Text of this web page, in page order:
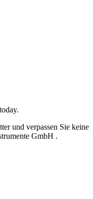
und verpassen Sie keine
GmbH .